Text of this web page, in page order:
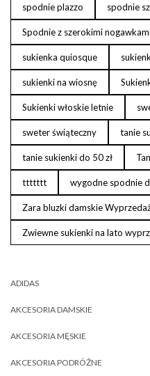
spodnie plazzo spodnie
Spodnie z szerokimi
sukienka quiosque
sukienki na wiosnę
Sukienki włoskie letnie
sweter świąteczny tanie
tanie sukienki do 50 zł
ttttttt wygodne spodnie
Zara bluzki damskie
Zwiewne sukienki na lato
ADIDAS
AKCESORIA DAMSKIE
AKCESORIA MĘSKIE
AKCESORIA PODRÓŻNE